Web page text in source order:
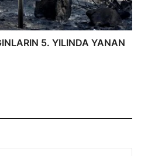
5. YILINDA YANAN